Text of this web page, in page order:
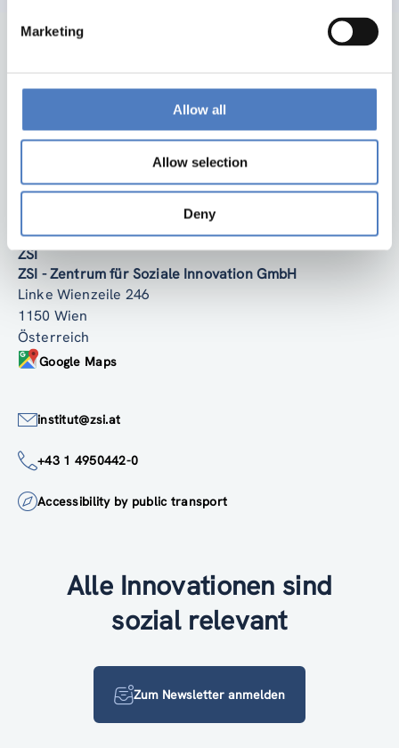
Marketing
Allow all
Allow selection
Deny
Zurück nach oben
ZSI
ZSI - Zentrum für Soziale Innovation GmbH
Linke Wienzeile 246
1150 Wien
Österreich
Google Maps
institut@zsi.at
+43 1 4950442-0
Accessibility by public transport
Alle Innovationen sind
sozial relevant
Zum Newsletter anmelden